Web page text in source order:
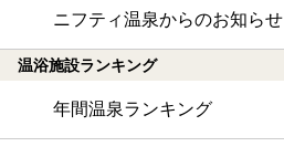
ニフティ温泉からのお知らせ
温浴施設ランキング
年間温泉ランキング